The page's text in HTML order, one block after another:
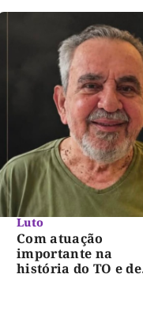
Luto
Com atuação
importante na
história do TO e de